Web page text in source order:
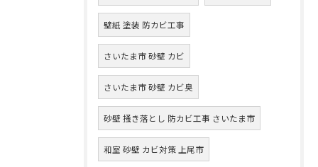
壁紙 塗装 防カビ工事
さいたま市 砂壁 カビ
さいたま市 砂壁 カビ臭
砂壁 掻き落とし 防カビ工事 さいたま市
和室 砂壁 カビ対策 上尾市